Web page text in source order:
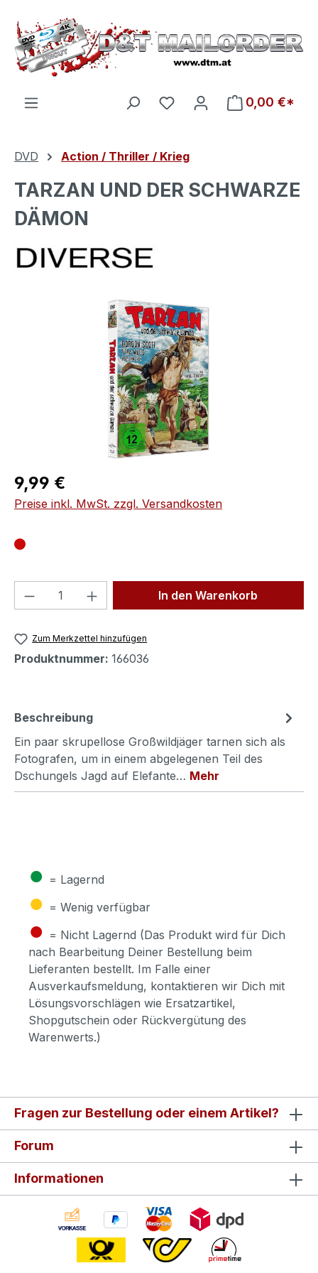
Zum Hauptinhalt springen
Du hast 0 Produkte auf
0,00 €*
DVD Action / Thriller / Krieg
TARZAN UND DER SCHWARZE
DÄMON
Bildergalerie überspringen
Regulärer Preis:
9,99 €
Preise inkl. MwSt. zzgl. Versandkosten
Produkt Anzahl: Gib denIn den Warenkorb
Zum Merkzettel hinzufügen
Produktnummer: 166036
Beschreibung
Ein paar skrupellose Großwildjäger tarnen sich als
Fotografen, um in einem abgelegenen Teil des
Dschungels Jagd auf Elefante… Mehr
● = Lagernd
● = Wenig verfügbar
● = Nicht Lagernd (Das Produkt wird für Dich
nach Bearbeitung Deiner Bestellung beim
Lieferanten bestellt. Im Falle einer
Ausverkaufsmeldung, kontaktieren wir Dich mit
Lösungsvorschlägen wie Ersatzartikel,
Shopgutschein oder Rückvergütung des
Warenwerts.)
Fragen zur Bestellung oder einem Artikel?
Forum
Informationen